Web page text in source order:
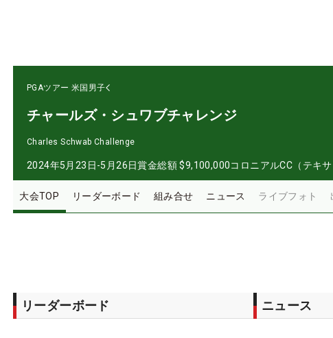
PGAツアー 米国男子
チャールズ・シュワブチャレンジ
Charles Schwab Challenge
2024年5月23日-5月26日賞金総額 $9,100,000コロニアルCC（テキサ
大会TOP リーダーボード 組み合せ ニュース ライブフォト
リーダーボード ニュース